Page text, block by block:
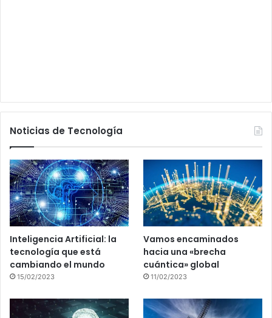
Noticias de Tecnología
Inteligencia Artificial: la
tecnología que está
cambiando el mundo
15/02/2023
Vamos encaminados
hacia una «brecha
cuántica» global
11/02/2023